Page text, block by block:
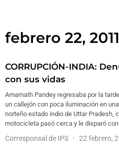
febrero 22, 2011
CORRUPCIÓN-INDIA:
con sus vidas
Amarnath Pandey regresaba por la
un callejón con poca iluminación en
norteño estado indio de Uttar Pradesh,
motocicleta pasó cerca y le disparó
Corresponsal de IPS 22 febrero,